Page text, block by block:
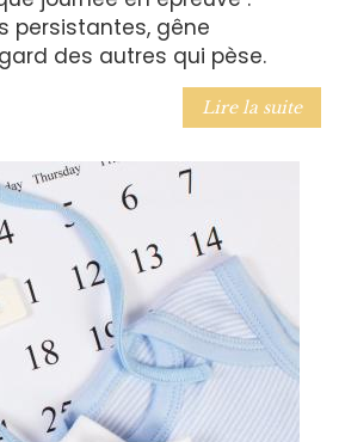
persistantes, gêne
des autres qui pèse.
Lire la suite